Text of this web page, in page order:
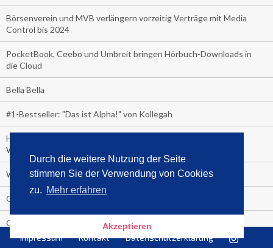
Durch die weitere Nutzung der Seite
stimmen Sie der Verwendung von Cookies
zu. Mehr erfahren
Akzeptieren
Börsenverein und MVB verlängern vorzeitig Verträge mit Media
Control bis 2024
PocketBook, Ceebo und Umbreit bringen Hörbuch-Downloads in
die Cloud
Bella Bella
#1-Bestseller: "Das ist Alpha!" von Kollegah
Hammer! "Fear: Trump in the White House" (auf Englisch) von
Watergate-Urgestein
Wie alt sind die TV-Zuschauer
Geisterfahrer auf Überholspur
Gegen Einsamkeit: Single-Haushalte schauen täglich fast 6
Impressum Kontakt Datenschutzerklärung